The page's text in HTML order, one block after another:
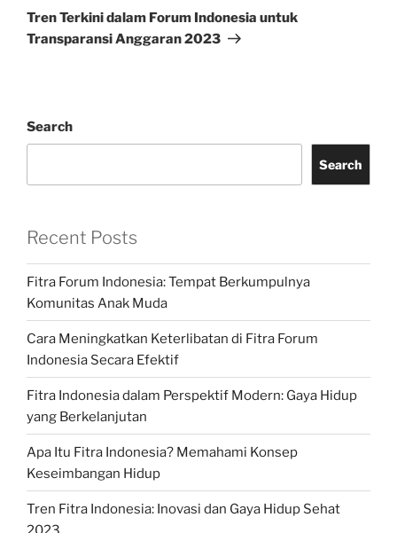
Post
Tren Terkini dalam Forum Indonesia untuk
Transparansi Anggaran 2023
Search
Search
Recent Posts
Fitra Forum Indonesia: Tempat Berkumpulnya
Komunitas Anak Muda
Cara Meningkatkan Keterlibatan di Fitra Forum
Indonesia Secara Efektif
Fitra Indonesia dalam Perspektif Modern: Gaya Hidup
yang Berkelanjutan
Apa Itu Fitra Indonesia? Memahami Konsep
Keseimbangan Hidup
Tren Fitra Indonesia: Inovasi dan Gaya Hidup Sehat